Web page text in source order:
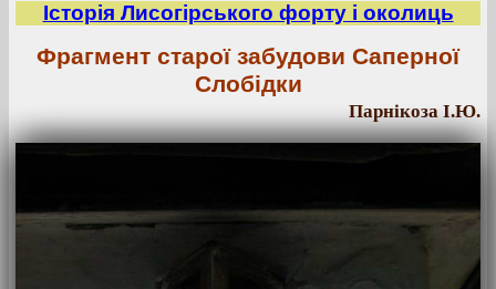
Історія Лисогірського форту і околиць
Фрагмент старої забудови Саперної
Слобідки
Парнікоза І.Ю.